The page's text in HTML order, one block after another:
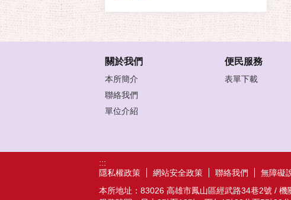
關於我們
本所簡介
聯絡我們
單位介紹
便民服務
表單下載
:::
隱私權政策
網站安全政策 聯絡我們 無障礙
本所地址：83026 高雄市鳳山區經武路34巷2號 /